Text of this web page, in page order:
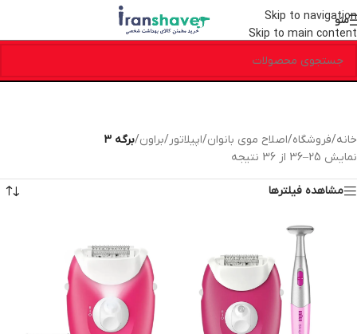
Skip to navigation
Skip to main content
منو
خانه/فروشگاه/اصلاح موی بانوان/اپیلاتور/براون/برگه 3
نمایش 25–36 از 36 نتیجه
مشاهده فیلترها